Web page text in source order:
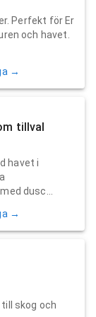
Perfekt för Er
och havet.
→
tillval
havet i
dusc...
→
skog och